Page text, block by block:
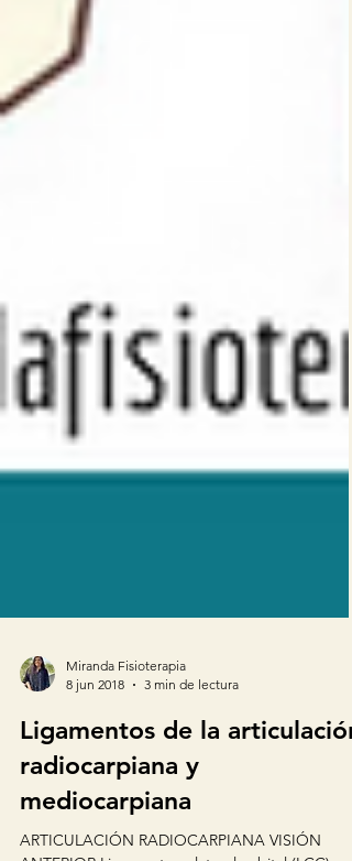
8 jun 2018
3 min de lectura
Ligamentos de la articulación
radiocarpiana y